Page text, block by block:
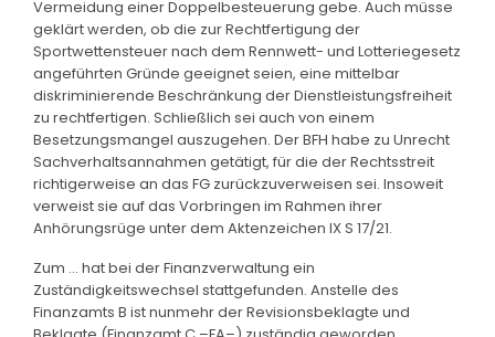
Vermeidung einer Doppelbesteuerung gebe. Auch müsse
geklärt werden, ob die zur Rechtfertigung der
Sportwettensteuer nach dem Rennwett- und Lotteriegesetz
angeführten Gründe geeignet seien, eine mittelbar
diskriminierende Beschränkung der Dienstleistungsfreiheit
zu rechtfertigen. Schließlich sei auch von einem
Besetzungsmangel auszugehen. Der BFH habe zu Unrecht
Sachverhaltsannahmen getätigt, für die der Rechtsstreit
richtigerweise an das FG zurückzuverweisen sei. Insoweit
verweist sie auf das Vorbringen im Rahmen ihrer
Anhörungsrüge unter dem Aktenzeichen IX S 17/21.
Zum … hat bei der Finanzverwaltung ein
Zuständigkeitswechsel stattgefunden. Anstelle des
Finanzamts B ist nunmehr der Revisionsbeklagte und